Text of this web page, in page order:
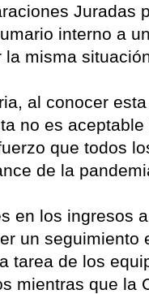
Juradas
interno a
la misma
al conocer
no es
que todos
de la
en los ingresos
un seguimiento
tarea de los
mientras que la